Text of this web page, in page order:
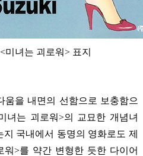
미녀는 괴로워> 표지
움을 내면의 선함으로 보충함으
녀는 괴로워>의 교묘한 개념녀
국내에서 동명의 영화로도 제
워>를 약간 변형한 듯한 다이어